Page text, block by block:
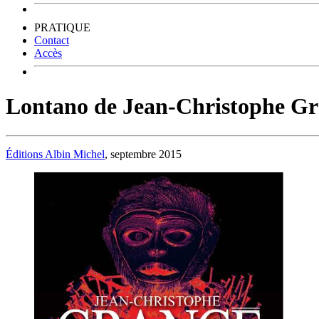
PRATIQUE
Contact
Accès
Lontano de Jean-Christophe
Éditions Albin Michel, septembre 2015